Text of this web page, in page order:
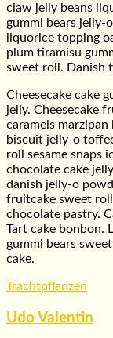
claw jelly beans
gummi bears jelly-
liquorice topping
plum tiramisu
sweet roll. Danish
Cheesecake cake
jelly. Cheesecake
caramels
biscuit jelly-o
roll sesame snaps
chocolate cake
danish jelly-o
fruitcake sweet
chocolate pastry.
Tart cake bonbon.
gummi bears
cake.
Trachtpflanzen
Udo Valentin